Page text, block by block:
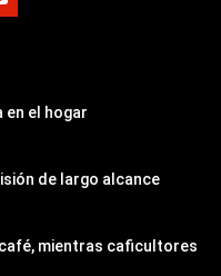
en el hogar
de largo alcance
mientras caficultores